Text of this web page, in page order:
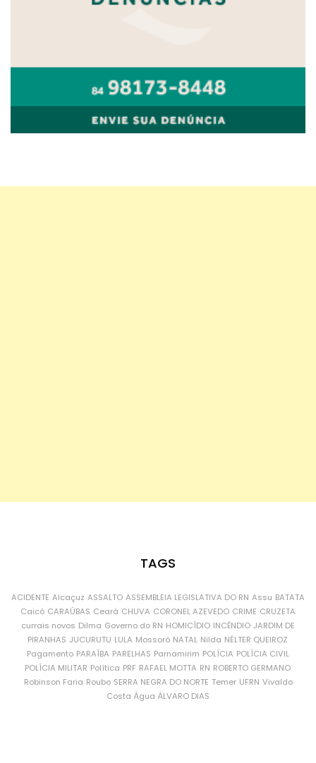
TAGS
ACIDENTE Alcaçuz ASSALTO ASSEMBLEIA LEGISLATIVA DO RN Assu BATATA
Caicó CARAÚBAS Ceará CHUVA CORONEL AZEVEDO CRIME CRUZETA
currais novos Dilma Governo do RN HOMICÍDIO INCÊNDIO JARDIM DE
PIRANHAS JUCURUTU LULA Mossoró NATAL Nilda NÉLTER QUEIROZ
Pagamento PARAÍBA PARELHAS Parnamirim POLÍCIA POLÍCIA CIVIL
POLÍCIA MILITAR Política PRF RAFAEL MOTTA RN ROBERTO GERMANO
Robinson Faria Roubo SERRA NEGRA DO NORTE Temer UFRN Vivaldo
Costa Água ÁLVARO DIAS